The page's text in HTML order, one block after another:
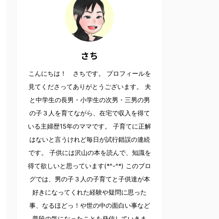
さち
こんにちは！ さちです。 プロフィールを
見てくださってありがとうございます。 夫
と中学生の長男・小学生の次男・三男の男
の子３人を育てながら、在宅で収入を得て
いる主婦歴15年のママです。 子育てに正解
はないと言うけれど毎日が試行錯誤の連続
です。 子供には沢山の本を読んで、知識を
得て欲しいと思っています(*^-^*) このブロ
グでは、男の子３人の子育てと子供達が本
好きになってくれた経験や疑問に思った
事、なるほどっ！や世の中の面白い事など